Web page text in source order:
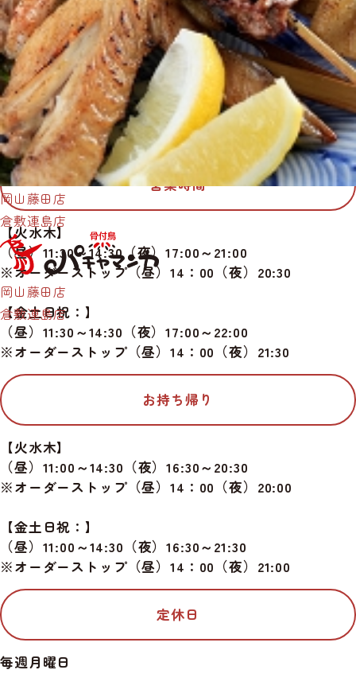
岡山藤田店
倉敷連島店
岡山藤田店
倉敷連島店
086-441-3598
所在地
〒712-8011
岡山県倉敷市連島町連島63
営業時間
【火水木】
（昼）11:30～14:30（夜）17:00～21:00
※オーダーストップ（昼）14：00（夜）20:30
【金土日祝：】
（昼）11:30～14:30（夜）17:00～22:00
※オーダーストップ（昼）14：00（夜）21:30
お持ち帰り
【火水木】
（昼）11:00～14:30（夜）16:30～20:30
※オーダーストップ（昼）14：00（夜）20:00
【金土日祝：】
（昼）11:00～14:30（夜）16:30～21:30
※オーダーストップ（昼）14：00（夜）21:00
定休日
毎週月曜日